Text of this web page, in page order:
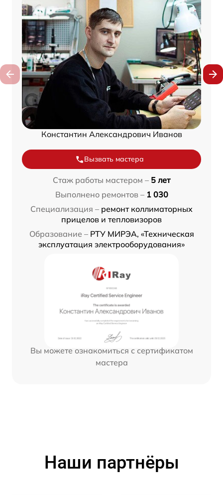
Константин Александрович Иванов
Вызвать мастера
Стаж работы мастером – 5 лет
Выполнено ремонтов – 1 030
Специализация – ремонт коллиматорных
прицелов и тепловизоров
Образование – РТУ МИРЭА, «Техническая
эксплуатация электрооборудования»
Вы можете ознакомиться с сертификатом
мастера
Наши партнёры